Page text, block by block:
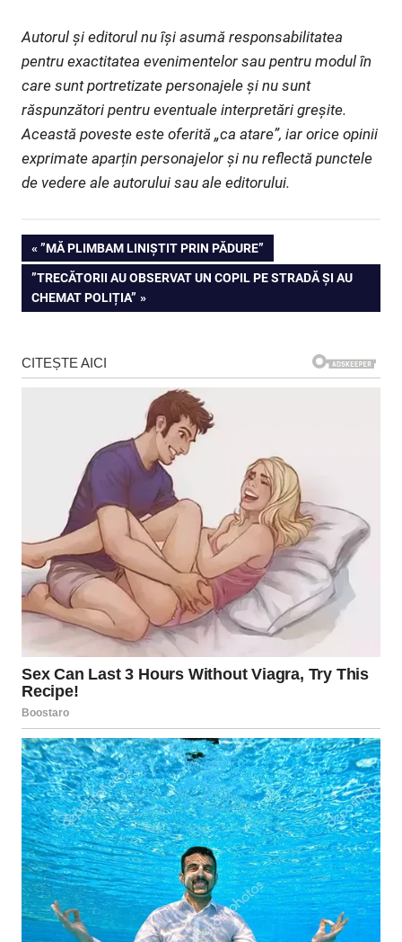
Autorul și editorul nu își asumă responsabilitatea
pentru exactitatea evenimentelor sau pentru modul în
care sunt portretizate personajele și nu sunt
răspunzători pentru eventuale interpretări greșite.
Această poveste este oferită „ca atare”, iar orice opinii
exprimate aparțin personajelor și nu reflectă punctele
de vedere ale autorului sau ale editorului.
Navigare
în
articole
PREVIOUS
POST:
”MĂ PLIMBAM LINIȘTIT PRIN PĂDURE”
NEXT
POST:
”TRECĂTORII AU OBSERVAT UN COPIL PE STRADĂ ȘI AU
CHEMAT POLIȚIA”